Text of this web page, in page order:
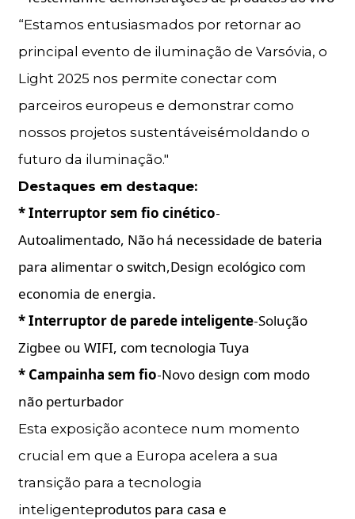
“Estamos entusiasmados por retornar ao
principal evento de iluminação de Varsóvia, o
Light 2025 nos permite conectar com
parceiros europeus e demonstrar como
nossos projetos sustentáveisémoldando o
futuro da iluminação."
Destaques em destaque:
* Interruptor sem fio cinético-
Autoalimentado, Não há necessidade de bateria
para alimentar o switch,Design ecológico com
economia de energia.
* Interruptor de parede inteligente-Solução
Zigbee ou WIFI, com tecnologia Tuya
* Campainha sem fio-Novo design com modo
não perturbador
Esta exposição acontece num momento
crucial em que a Europa acelera a sua
transição para a tecnologia
inteligenteprodutos para casa e